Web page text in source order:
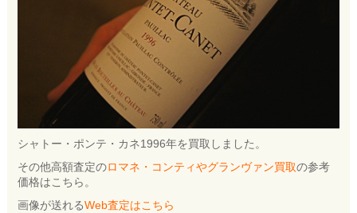
シャトー・ポンテ・カネ1996年を買取しました。
その他高額査定のロマネ・コンティやグランヴァン買取の参考
価格はこちら。
画像が送れるWeb査定はこちら